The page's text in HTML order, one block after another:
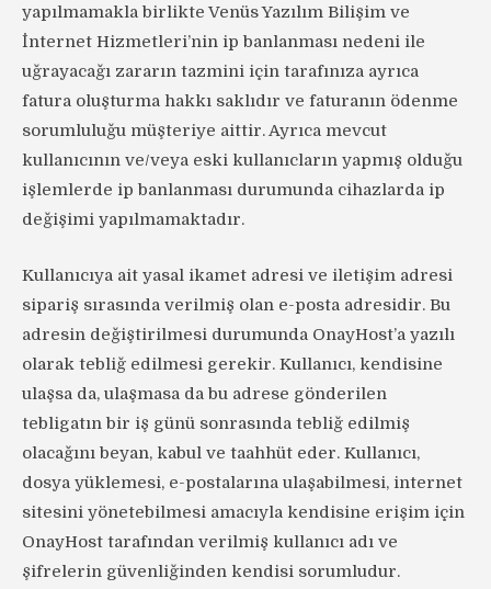
yapılmamakla birlikte Venüs Yazılım Bilişim ve
İnternet Hizmetleri’nin ip banlanması nedeni ile
uğrayacağı zararın tazmini için tarafınıza ayrıca
fatura oluşturma hakkı saklıdır ve faturanın ödenme
sorumluluğu müşteriye aittir. Ayrıca mevcut
kullanıcının ve/veya eski kullanıcların yapmış olduğu
işlemlerde ip banlanması durumunda cihazlarda ip
değişimi yapılmamaktadır.
Kullanıcıya ait yasal ikamet adresi ve iletişim adresi
sipariş sırasında verilmiş olan e-posta adresidir. Bu
adresin değiştirilmesi durumunda OnayHost’a yazılı
olarak tebliğ edilmesi gerekir. Kullanıcı, kendisine
ulaşsa da, ulaşmasa da bu adrese gönderilen
tebligatın bir iş günü sonrasında tebliğ edilmiş
olacağını beyan, kabul ve taahhüt eder. Kullanıcı,
dosya yüklemesi, e-postalarına ulaşabilmesi, internet
sitesini yönetebilmesi amacıyla kendisine erişim için
OnayHost tarafından verilmiş kullanıcı adı ve
şifrelerin güvenliğinden kendisi sorumludur.